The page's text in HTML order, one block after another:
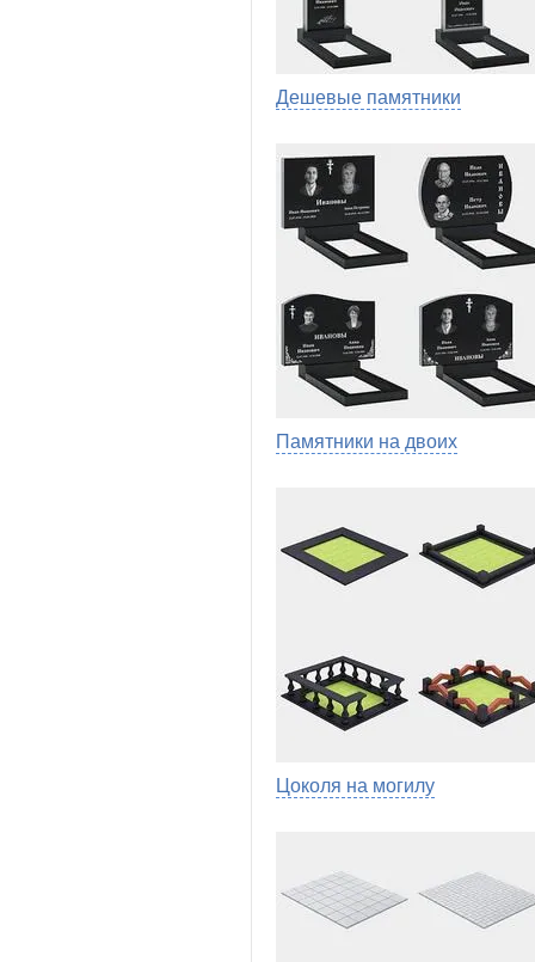
Дешевые памятники
Памятники на двоих
Цоколя на могилу